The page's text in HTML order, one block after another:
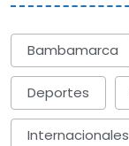
Bambamarca
Deportes
Internacionales